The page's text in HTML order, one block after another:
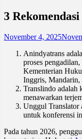
3
November 4, 2025
Anindyatrans
proses
Kementerian
Inggris, Mandarin,
Translindo adalah
menawarkan
Unggul Translator
untuk konferensi
Pada tahun 2026,